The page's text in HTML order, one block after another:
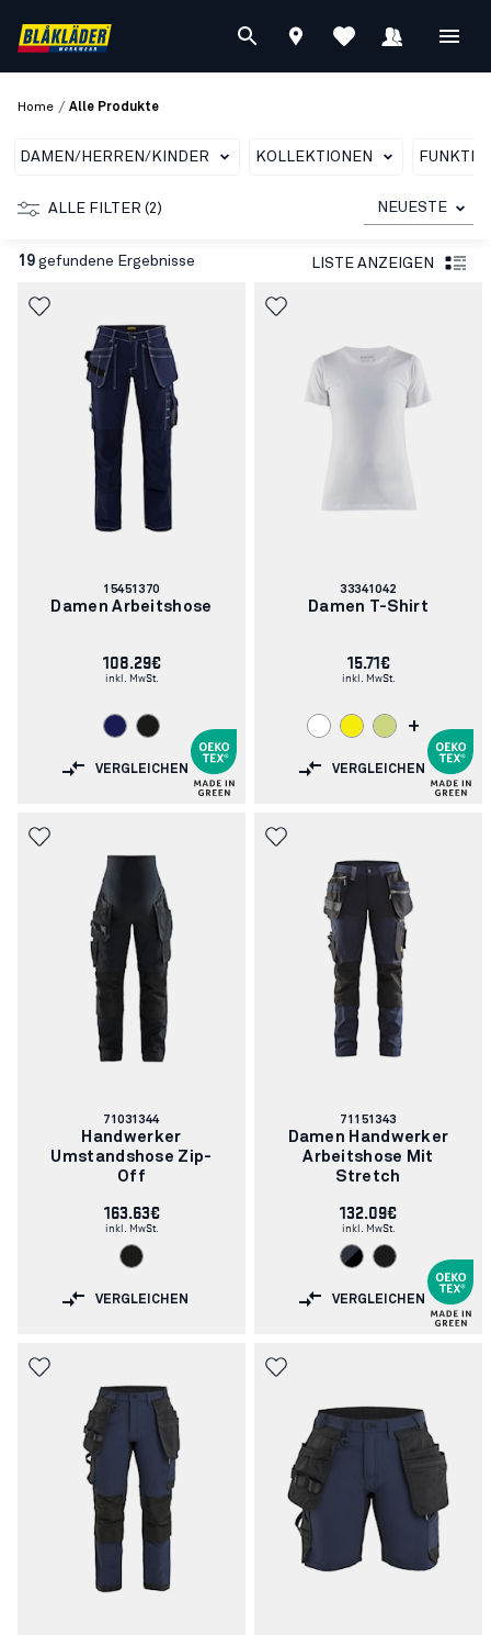
Home / Alle Produkte
DAMEN/HERREN/KINDER KOLLEKTIONEN
ALLE FILTER (2) NEUESTE
19 gefundene Ergebnisse LISTE ANZEIGEN
Artikelnummer:
15451370
Damen Arbeitshose
108.29€
inkl. MwSt.
VERGLEICHEN
Artikelnummer:
33341042
Damen T-Shirt
15.71€
inkl. MwSt.
+
VERGLEICHEN
Artikelnummer:
71031344
Handwerker
Umstandshose Zip-
Off
163.63€
inkl. MwSt.
VERGLEICHEN
Artikelnummer:
71151343
Damen Handwerker
Arbeitshose Mit
Stretch
132.09€
inkl. MwSt.
VERGLEICHEN